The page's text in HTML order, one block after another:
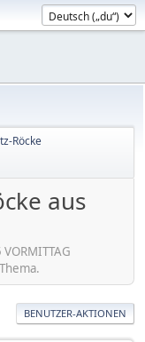
Röcke
aus
BENUTZER-AKTIONEN